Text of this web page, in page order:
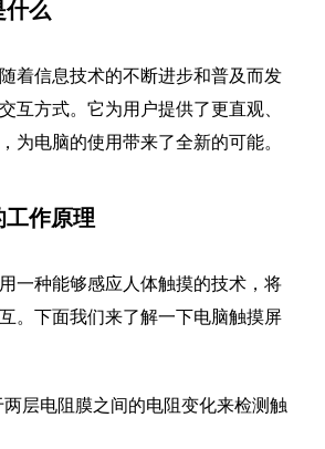
什么
着信息技术的不断进步和普及而发
互方式。它为用户提供了更直观、
为电脑的使用带来了全新的可能。
工作原理
一种能够感应人体触摸的技术，将
。下面我们来了解一下电脑触摸屏
两层电阻膜之间的电阻变化来检测触